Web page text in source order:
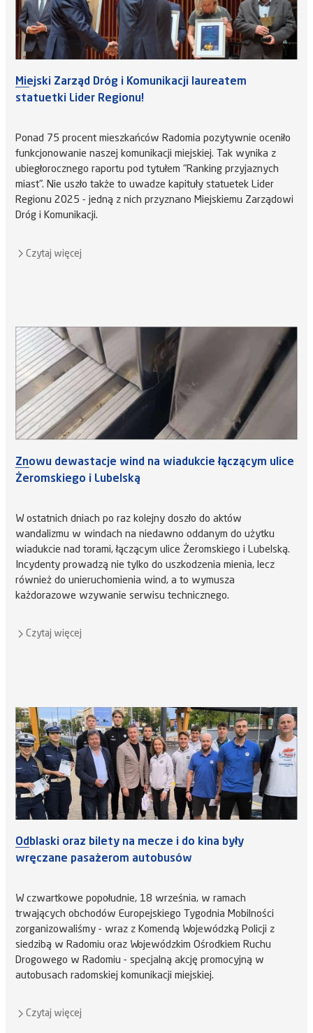
Miejski Zarząd Dróg i Komunikacji laureatem
statuetki Lider Regionu!
Ponad 75 procent mieszkańców Radomia pozytywnie oceniło
funkcjonowanie naszej komunikacji miejskiej. Tak wynika z
ubiegłorocznego raportu pod tytułem "Ranking przyjaznych
miast". Nie uszło także to uwadze kapituły statuetek Lider
Regionu 2025 - jedną z nich przyznano Miejskiemu Zarządowi
Dróg i Komunikacji.
Czytaj więcej
Znowu dewastacje wind na wiadukcie łączącym ulice
Żeromskiego i Lubelską
W ostatnich dniach po raz kolejny doszło do aktów
wandalizmu w windach na niedawno oddanym do użytku
wiadukcie nad torami, łączącym ulice Żeromskiego i Lubelską.
Incydenty prowadzą nie tylko do uszkodzenia mienia, lecz
również do unieruchomienia wind, a to wymusza
każdorazowe wzywanie serwisu technicznego.
Czytaj więcej
Odblaski oraz bilety na mecze i do kina były
wręczane pasażerom autobusów
W czwartkowe popołudnie, 18 września, w ramach
trwających obchodów Europejskiego Tygodnia Mobilności
zorganizowaliśmy - wraz z Komendą Wojewódzką Policji z
siedzibą w Radomiu oraz Wojewódzkim Ośrodkiem Ruchu
Drogowego w Radomiu - specjalną akcję promocyjną w
autobusach radomskiej komunikacji miejskiej.
Czytaj więcej